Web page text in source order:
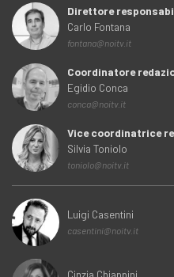
Direttore
Carlo Fontana
fontana@noitv.it
Coordinatore
Egidio Conca
conca@noitv.it
Vice coordinatrice
Silvia Toniolo
toniolo@noitv.it
Luigi Casentini
casentini@noitv.it
Cinzia Chiappini